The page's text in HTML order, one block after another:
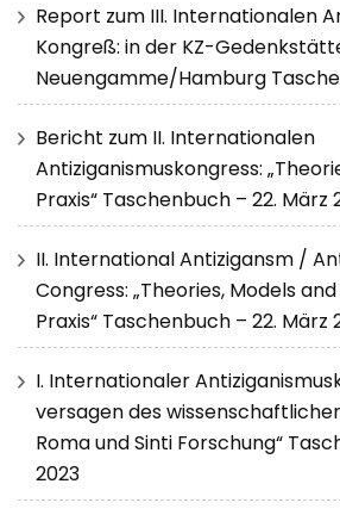
Report zum III. Internationalen
Kongreß: in der KZ-
Neuengamme/Hamburg
Bericht zum II. Internationalen
Antiziganismuskongress:
Praxis“ Taschenbuch – 22. März
II. International Antizigansm /
Congress: „Theories, Models and
Praxis“ Taschenbuch – 22. März
I. Internationaler
versagen des
Roma und Sinti Forschung“
2023